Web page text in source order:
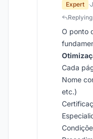
Expert ·
O ponto
Cada
Nome
etc.)